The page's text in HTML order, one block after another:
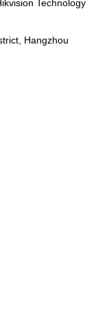
Technology
Hangzhou